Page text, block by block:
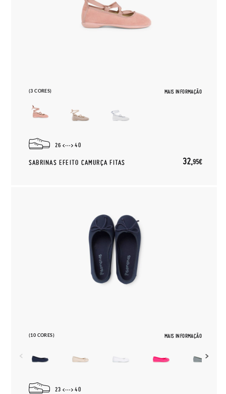
(3 CORES) MAIS INFORMAÇÃO
26 40
SABRINAS EFEITO CAMURÇA FITAS 32,95€
(10 CORES) MAIS INFORMAÇÃO
23 40